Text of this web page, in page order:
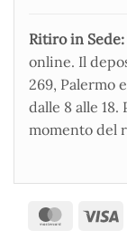
Ritiro in Sede:
online. Il
269, Palermo
dalle 8 alle
momento del